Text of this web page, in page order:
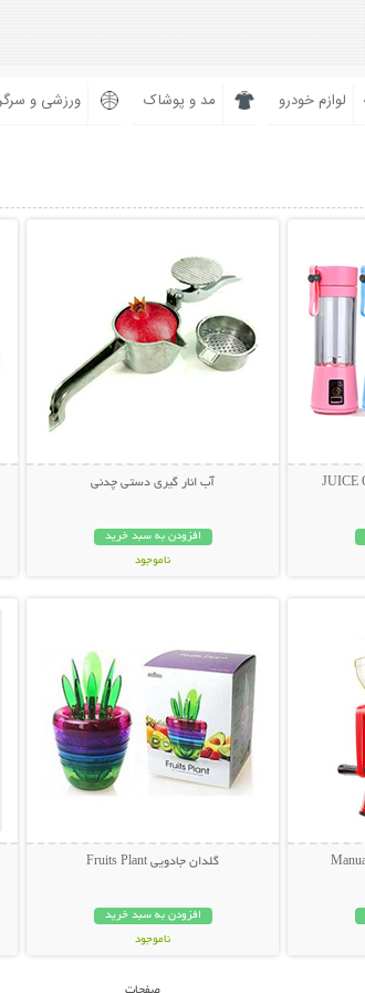
لوازم خودرو مد و پوشاک ورزشی و
آب انار گیری دستی چدنی
افزودن به سبد خرید
ناموجود
گلدان جادویی Fruits Plant
افزودن به سبد خرید
ناموجود